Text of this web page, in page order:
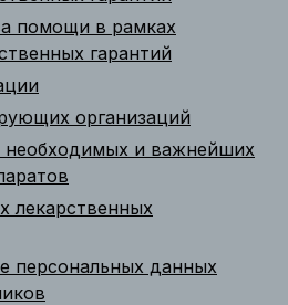
помощи в рамках
гарантий
организаций
необходимых и важнейших
лекарственных
персональных данных